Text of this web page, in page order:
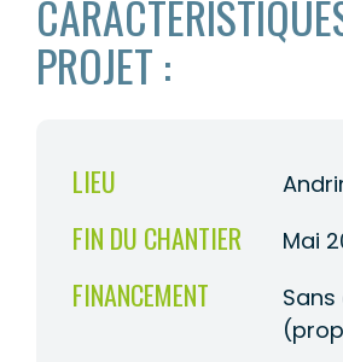
PROJET :
LIEU
FIN DU CHANTIER Mai
FINANCEMENT